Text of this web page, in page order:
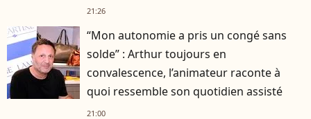
21:26
“Mon autonomie a pris un congé sans
solde” : Arthur toujours en
convalescence, l’animateur raconte à
quoi ressemble son quotidien assisté
21:00